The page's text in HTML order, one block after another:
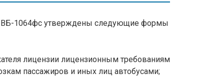
ВБ-1064фс утверждены следующие формы
лицензии лицензионным требованиям
пассажиров и иных лиц автобусами;